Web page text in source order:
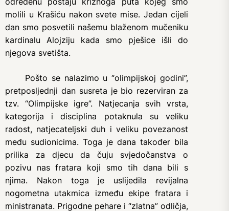
molili u Krašiću nakon svete mise. Jedan cijeli
dan smo posvetili našemu blaženom mučeniku
kardinalu Alojziju kada smo pješice išli do
njegova svetišta.
Pošto se nalazimo u “olimpijskoj godini”,
pretposljednji dan susreta je bio rezerviran za
tzv. “Olimpijske igre”. Natjecanja svih vrsta,
kategorija i disciplina potaknula su veliku
radost, natjecateljski duh i veliku povezanost
među sudionicima. Toga je dana također bila
prilika za djecu da čuju svjedočanstva o
pozivu nas fratara koji smo tih dana bili s
njima. Nakon toga je uslijedila revijalna
nogometna utakmica između ekipe fratara i
ministranata. Prigodne pehare i “zlatna” odličja,